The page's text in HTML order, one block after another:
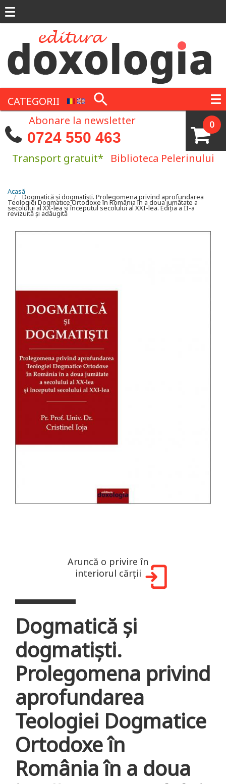
CATEGORII
0
Abonare la newsletter
0724 550 463
Transport gratuit* Biblioteca Pelerinului
Eşti aici
Acasă
Dogmatică și dogmatiști. Prolegomena privind aprofundarea
Teologiei Dogmatice Ortodoxe în România în a doua jumătate a
secolului al XX-lea şi începutul secolului al XXI-lea. Ediţia a II-a
revizuită şi adăugită
Aruncă o privire în
interiorul cărții
Dogmatică și
dogmatiști.
Prolegomena privind
aprofundarea
Teologiei Dogmatice
Ortodoxe în
România în a doua